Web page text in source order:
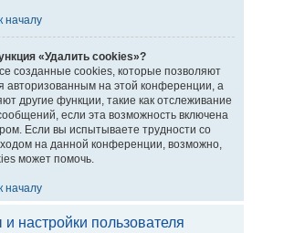
началу
«Удалить cookies»?
созданные cookies, которые позволяют
авторизованным на этой конференции, а
другие функции, такие как отслеживание
если эта возможность включена
Если вы испытываете трудности со
на данной конференции, возможно,
может помочь.
началу
настройки пользователя